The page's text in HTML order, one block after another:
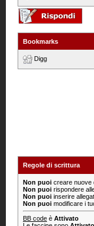
Bookmarks
Digg
Regole di scrittura
Non puoi creare nuove
Non puoi rispondere
Non puoi inserire
Non puoi modificare i
BB code è Attivato